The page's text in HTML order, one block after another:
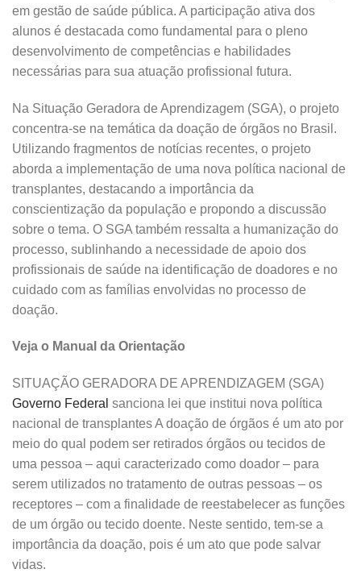
em gestão de saúde pública. A participação ativa dos
alunos é destacada como fundamental para o pleno
desenvolvimento de competências e habilidades
necessárias para sua atuação profissional futura.
Na Situação Geradora de Aprendizagem (SGA), o projeto
concentra-se na temática da doação de órgãos no Brasil.
Utilizando fragmentos de notícias recentes, o projeto
aborda a implementação de uma nova política nacional de
transplantes, destacando a importância da
conscientização da população e propondo a discussão
sobre o tema. O SGA também ressalta a humanização do
processo, sublinhando a necessidade de apoio dos
profissionais de saúde na identificação de doadores e no
cuidado com as famílias envolvidas no processo de
doação.
Veja o Manual da Orientação
SITUAÇÃO GERADORA DE APRENDIZAGEM (SGA)
Governo Federal sanciona lei que institui nova política
nacional de transplantes A doação de órgãos é um ato por
meio do qual podem ser retirados órgãos ou tecidos de
uma pessoa – aqui caracterizado como doador – para
serem utilizados no tratamento de outras pessoas – os
receptores – com a finalidade de reestabelecer as funções
de um órgão ou tecido doente. Neste sentido, tem-se a
importância da doação, pois é um ato que pode salvar
vidas.